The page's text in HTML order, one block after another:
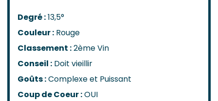
Degré :13,5°
Couleur : Rouge
Classement :2ème Vin
Conseil : Doit vieillir
Goûts :Complexe et Puissant
Coup de Coeur :OUI